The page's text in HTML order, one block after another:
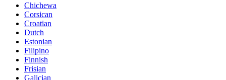
Chichewa
Corsican
Croatian
Dutch
Estonian
Filipino
Finnish
Frisian
Galician